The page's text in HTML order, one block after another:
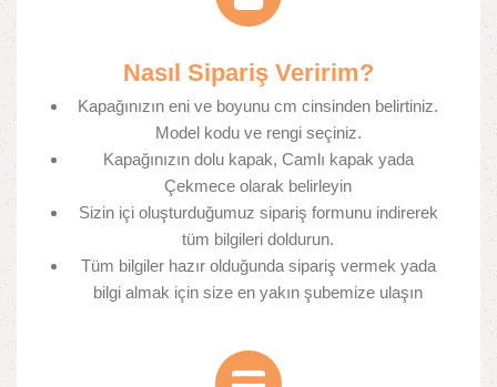
Nasıl Sipariş Veririm?​
Kapağınızın eni ve boyunu cm cinsinden belirtiniz.
Model kodu ve rengi seçiniz.
Kapağınızın dolu kapak, Camlı kapak yada
Çekmece olarak belirleyin
Sizin içi oluşturduğumuz sipariş formunu indirerek
tüm bilgileri doldurun.
Tüm bilgiler hazır olduğunda sipariş vermek yada
bilgi almak için size en yakın şubemize ulaşın